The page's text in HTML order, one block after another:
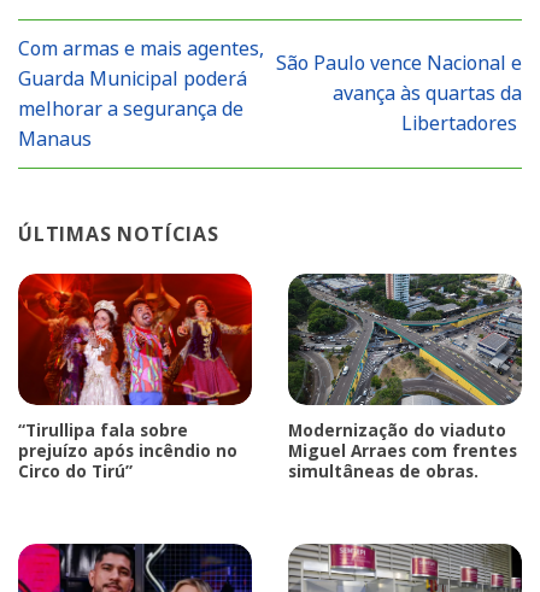
Com armas e mais agentes,
Guarda Municipal poderá
melhorar a segurança de
Manaus
São Paulo vence Nacional e
avança às quartas da
Libertadores
ÚLTIMAS NOTÍCIAS
“Tirullipa fala sobre
prejuízo após incêndio no
Circo do Tirú”
Modernização do viaduto
Miguel Arraes com frentes
simultâneas de obras.